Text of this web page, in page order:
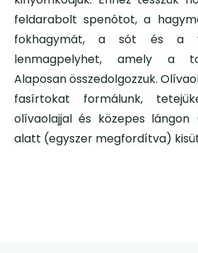
feldarabolt spenótot, a
fokhagymát, a sót és a
lenmagpelyhet, amely a
Alaposan összedolgozzuk.
fasírtokat formálunk,
olívaolajjal és közepes
alatt (egyszer megfordítva)